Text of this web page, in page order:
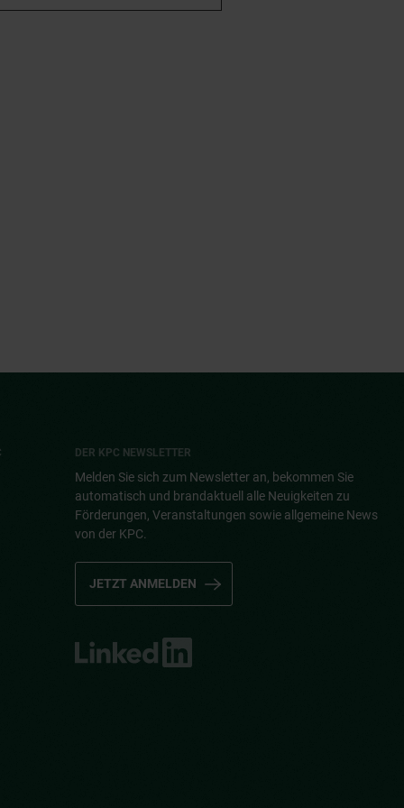
DER KPC NEWSLETTER
Melden Sie sich zum Newsletter an, bekommen Sie
automatisch und brandaktuell alle Neuigkeiten zu
Förderungen, Veranstaltungen sowie allgemeine News
von der KPC.
JETZT ANMELDEN